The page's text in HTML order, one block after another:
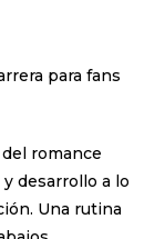
para fans
romance
desarrollo a lo
Una rutina